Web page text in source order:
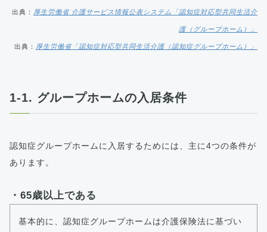
出典： 厚生労働省 介護サービス情報公表システム「認知症対応型共同生活介
護（グループホーム）」
出典： 厚生労働省「認知症対応型共同生活介護（認知症グループホーム）」
1-1. グループホームの入居条件
認知症グループホームに入居するためには、主に4つの条件が
あります。
・65歳以上である
基本的に、認知症グループホームは介護保険法に基づい